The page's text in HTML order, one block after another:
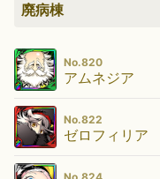
廃病棟
No.820
アムネジア
No.822
ゼロフィリア